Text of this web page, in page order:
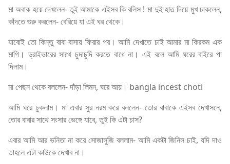
মা অবাক হয়ে দেখলেন- তুই আমাকে এইসব কি বলিস ! মা দুই হাত দিয়ে মুখ ঢাকলেন,
কাঁদতে শুরু করলেন- বেরিয়ে যা এই ঘর থেকে।
যাবোই তো কিন্তু বাবা বাসায় ফিরার পর। আমি দেখাতে চাই আমার মা কিরকম এক
মাগি। ড্রাইভারের সাথে চুদাচুদি করতে বাধে না। এই বলে আমি ঘরের বাইরে পা
দিলাম।
মা পেছন থেকে বললেন- দাঁড়া লিমন, ঘরে আয়। bangla incest choti
আমি ঘরে ঢুকলাম। মা এবার সুর নরম করে বললেন- তোর বাবাকে এইসব দেখাসনে,
তোর বাবার সাথে সংসার ভেঙ্গে যাবে, তুই কি এটা চাস?
এবার আমি আর ভনিতা না করে সোজাসুজি বললাম- আমি একটা জিনিস চাই, যদি দাও
তাহলে এটা কাউকে দেখাব না।